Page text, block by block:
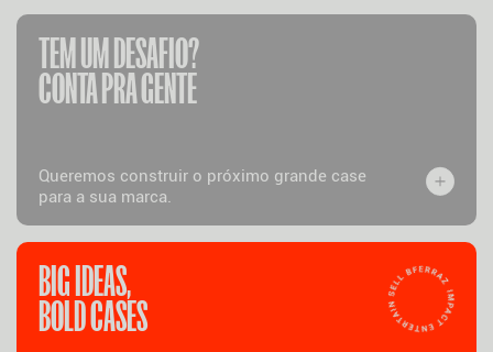
TEM UM DESAFIO?
CONTA PRA GENTE
Queremos construir o próximo grande case
para a sua marca.
BIG IDEAS,
BOLD CASES